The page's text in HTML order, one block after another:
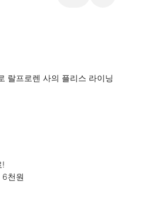
랄프로렌 사의 플리스 라이닝
!
6천원